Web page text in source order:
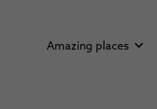
Amazing places